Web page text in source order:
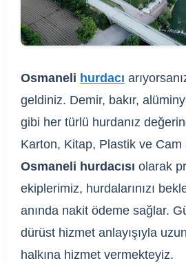
Osmaneli hurdacı
geldiniz. Demir, bakır,
gibi her türlü hurdanız
Karton, Kitap, Plastik ve Cam
Osmaneli hurdacısı olarak
ekiplerimiz, hurdalarınızı
anında nakit ödeme sağlar.
dürüst hizmet anlayışıyla
halkına hizmet vermekteyiz.